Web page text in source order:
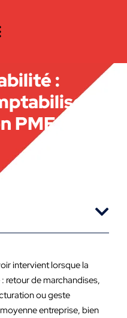
:
?
intervient lorsque la
retour de marchandises,
ou geste
entreprise, bien